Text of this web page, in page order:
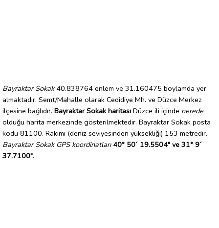
Bayraktar Sokak40.838764 enlem ve 31.160475 boylamda yer
almaktadır. Semt/Mahalle olarak Cedidiye Mh. ve Düzce Merkez
ilçesine bağlıdır. Bayraktar Sokak haritası Düzce ili içinde nerede
olduğu harita merkezinde gösterilmektedir. Bayraktar Sokak posta
kodu 81100. Rakımı (deniz seviyesinden yüksekliği) 153 metredir.
Bayraktar Sokak GPS koordinatları 40° 50´ 19.5504" ve 31° 9´
37.7100".